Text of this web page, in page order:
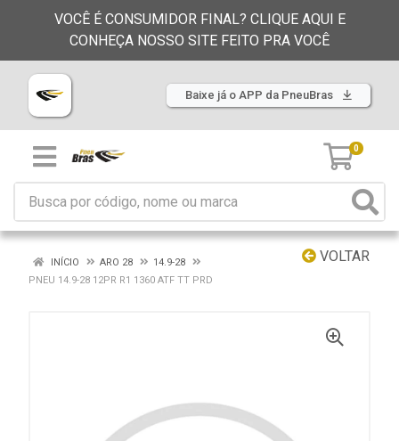
VOCÊ É CONSUMIDOR FINAL? CLIQUE AQUI E
CONHEÇA NOSSO SITE FEITO PRA VOCÊ
Baixe já o APP da PneuBras
0
VOLTAR
INÍCIO ARO 28
14.9-28
PNEU 14.9-28 12PR R1 1360 ATF TT PRD